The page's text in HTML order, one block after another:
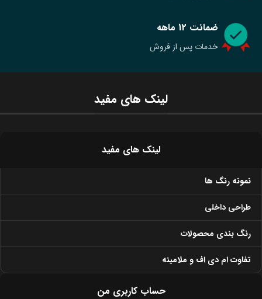
ضمانت 12 ماهه
خدمات پس از فروش
لینک های مفید
حساب کاربری من
لینک های مفید
نمونه رنگ ها
طراحی داخلی
رنگ بندی محصولات
تفاوت ام دی اف و ملامینه